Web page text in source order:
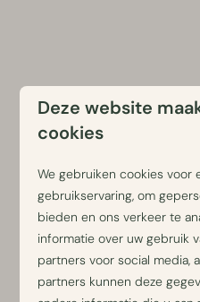
Deze website
cookies
We gebruiken cookies voor
gebruikservaring, om
bieden en ons verkeer te
informatie over uw gebruik
partners voor social media,
partners kunnen deze